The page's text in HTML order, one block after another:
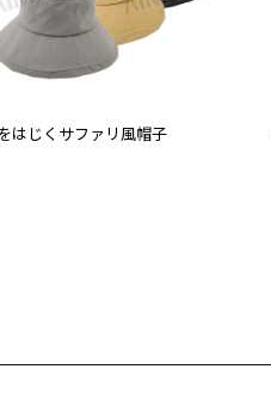
はじくサファリ風帽子